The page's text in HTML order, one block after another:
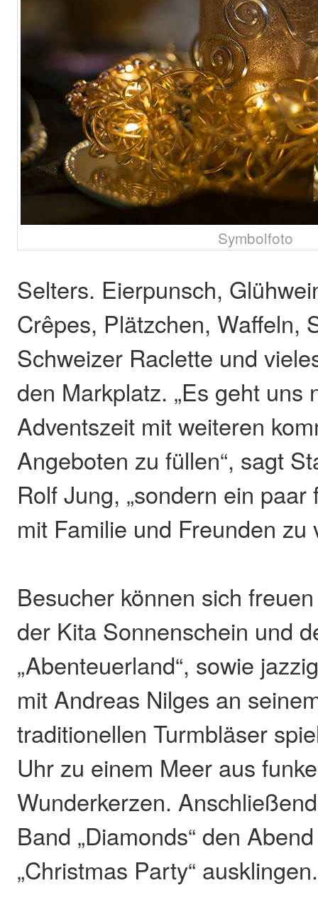
Symbolfoto
Selters. Eierpunsch,
Crêpes, Plätzchen, Waffeln,
Schweizer Raclette und
den Markplatz. „Es geht uns
Adventszeit mit weiteren
Angeboten zu füllen“, sagt
Rolf Jung, „sondern ein
mit Familie und Freunden zu
Besucher können sich
der Kita Sonnenschein und
„Abenteuerland“, sowie
mit Andreas Nilges an
traditionellen Turmbläser
Uhr zu einem Meer aus
Wunderkerzen.
Band „Diamonds“ den
„Christmas Party“ ausklingen.